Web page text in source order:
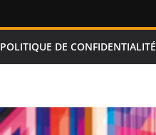
POLITIQUE DE CONFIDENTIALITÉ